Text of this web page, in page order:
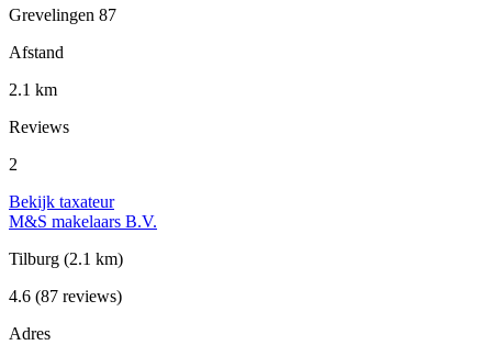
Grevelingen 87
Afstand
2.1 km
Reviews
2
Bekijk taxateur
M&S makelaars B.V.
Tilburg (2.1 km)
4.6 (87 reviews)
Adres